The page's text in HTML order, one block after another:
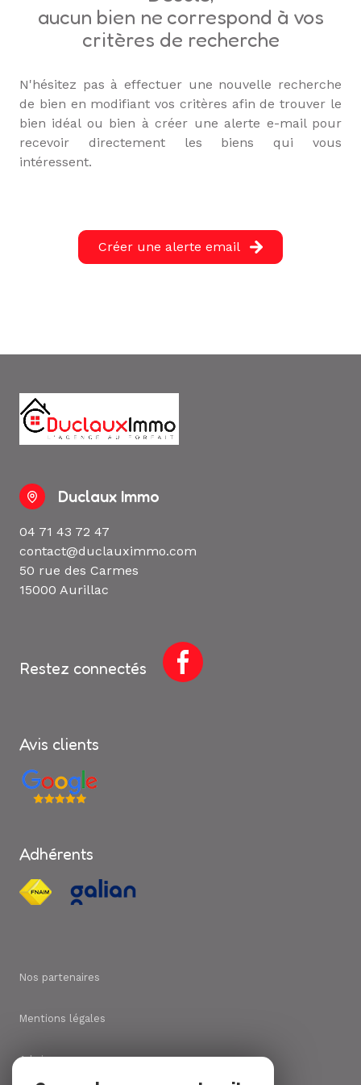
aucun bien ne correspond à vos
critères de recherche
N'hésitez pas à effectuer une nouvelle recherche
de bien en modifiant vos critères afin de trouver le
bien idéal ou bien à créer une alerte e-mail pour
recevoir directement les biens qui vous
intéressent.
Créer une alerte email
Duclaux Immo
04 71 43 72 47
contact@duclauximmo.com
50 rue des Carmes
15000 Aurillac
Restez connectés
Avis clients
Adhérents
Nos partenaires
Mentions légales
Admin